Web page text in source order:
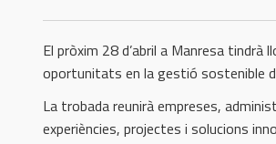
El pròxim 28 d’abril a Manresa tindrà
oportunitats en la gestió sostenible
La trobada reunirà empreses,
experiències, projectes i solucions